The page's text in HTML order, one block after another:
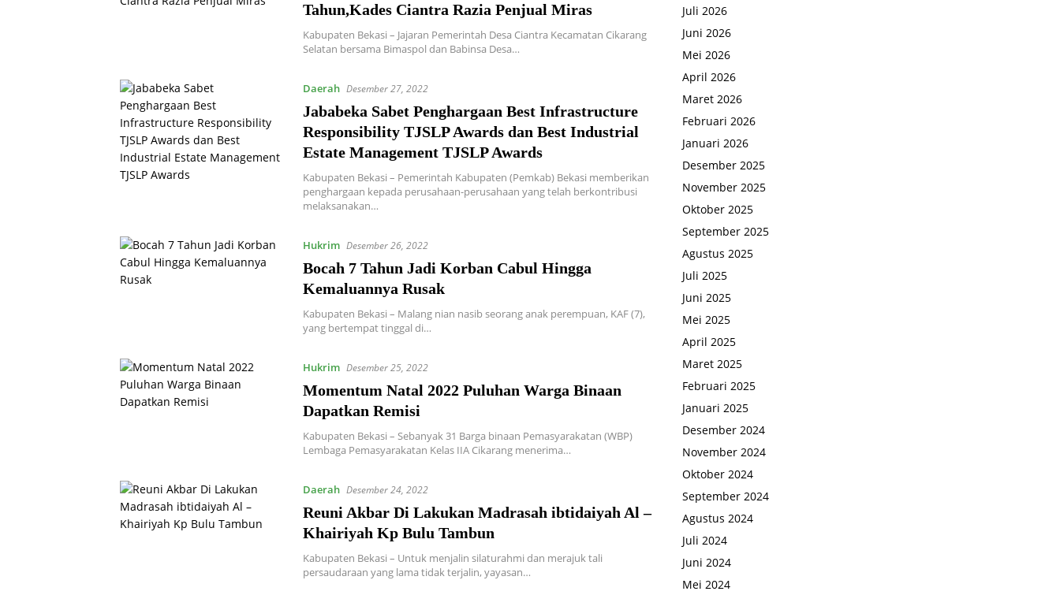
Tahun,Kades Ciantra Razia Penjual Miras
Kabupaten Bekasi – Jajaran Pemerintah Desa Ciantra Kecamatan Cikarang
Selatan bersama Bimaspol dan Babinsa Desa…
Daerah Desember 27, 2022
Jababeka Sabet Penghargaan Best Infrastructure
Responsibility TJSLP Awards dan Best Industrial
Estate Management TJSLP Awards
Kabupaten Bekasi – Pemerintah Kabupaten (Pemkab) Bekasi memberikan
penghargaan kepada perusahaan-perusahaan yang telah berkontribusi
melaksanakan…
Hukrim Desember 26, 2022
Bocah 7 Tahun Jadi Korban Cabul Hingga
Kemaluannya Rusak
Kabupaten Bekasi – Malang nian nasib seorang anak perempuan, KAF (7),
yang bertempat tinggal di…
Hukrim Desember 25, 2022
Momentum Natal 2022 Puluhan Warga Binaan
Dapatkan Remisi
Kabupaten Bekasi – Sebanyak 31 Barga binaan Pemasyarakatan (WBP)
Lembaga Pemasyarakatan Kelas IIA Cikarang menerima…
Daerah Desember 24, 2022
Reuni Akbar Di Lakukan Madrasah ibtidaiyah Al –
Khairiyah Kp Bulu Tambun
Kabupaten Bekasi – Untuk menjalin silaturahmi dan merajuk tali
persaudaraan yang lama tidak terjalin, yayasan…
Juli 2026
Juni 2026
Mei 2026
April 2026
Maret 2026
Februari 2026
Januari 2026
Desember 2025
November 2025
Oktober 2025
September 2025
Agustus 2025
Juli 2025
Juni 2025
Mei 2025
April 2025
Maret 2025
Februari 2025
Januari 2025
Desember 2024
November 2024
Oktober 2024
September 2024
Agustus 2024
Juli 2024
Juni 2024
Mei 2024